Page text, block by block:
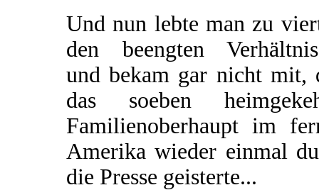
Und nun lebte man zu
den beengten
und bekam gar nicht mit,
das soeben
Familienoberhaupt im
Amerika wieder einmal
die Presse geisterte...